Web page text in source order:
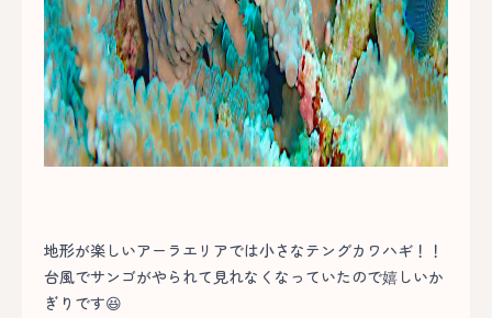
地形が楽しいアーラエリアでは小さなテングカワハギ！！
台風でサンゴがやられて見れなくなっていたので嬉しいか
ぎりです😆